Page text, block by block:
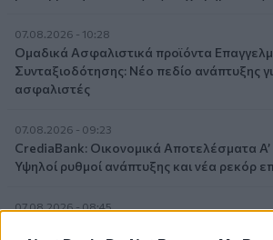
07.08.2026 - 10:28
Ομαδικά Ασφαλιστικά προϊόντα
Συνταξιοδότησης: Νέο πεδίο ανάπτυξης
ασφαλιστές
07.08.2026 - 09:23
CrediaBank: Οικονομικά Αποτελέσματα
Υψηλοί ρυθμοί ανάπτυξης και νέα ρεκόρ
07.08.2026 - 08:45